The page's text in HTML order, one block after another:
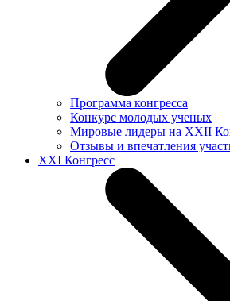
Программа конгресса
Конкурс молодых ученых
Мировые лидеры на XXII
Отзывы и впечатления
XXI Конгресс